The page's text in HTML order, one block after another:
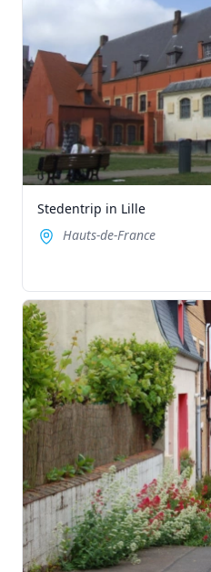
Stedentrip in Lille
Hauts-de-France